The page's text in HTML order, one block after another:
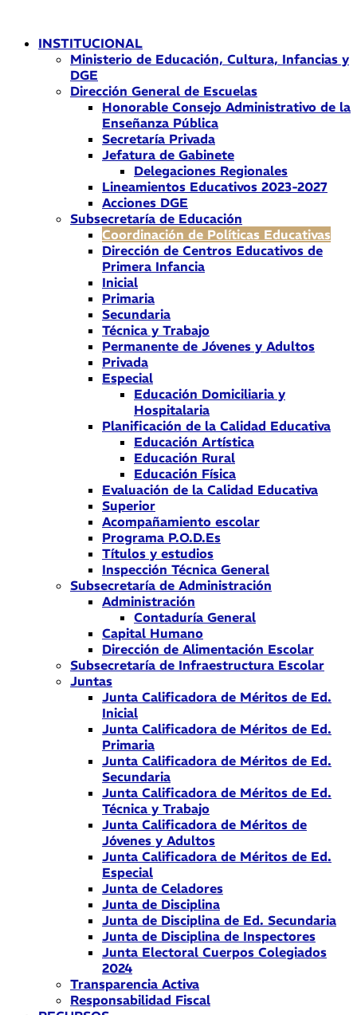
contenidoINSTITUCIONAL
Ministerio de Educación, Cultura, Infancias y
DGE
Dirección General de Escuelas
Honorable Consejo Administrativo de la
Enseñanza Pública
Secretaría Privada
Jefatura de Gabinete
Delegaciones Regionales
Lineamientos Educativos 2023-2027
Acciones DGE
Subsecretaría de Educación
Coordinación de Políticas Educativas
Dirección de Centros Educativos de
Primera Infancia
Inicial
Primaria
Secundaria
Técnica y Trabajo
Permanente de Jóvenes y Adultos
Privada
Especial
Educación Domiciliaria y
Hospitalaria
Planificación de la Calidad Educativa
Educación Artística
Educación Rural
Educación Física
Evaluación de la Calidad Educativa
Superior
Acompañamiento escolar
Programa P.O.D.Es
Títulos y estudios
Inspección Técnica General
Subsecretaría de Administración
Administración
Contaduría General
Capital Humano
Dirección de Alimentación Escolar
Subsecretaría de Infraestructura Escolar
Juntas
Junta Calificadora de Méritos de Ed.
Inicial
Junta Calificadora de Méritos de Ed.
Primaria
Junta Calificadora de Méritos de Ed.
Secundaria
Junta Calificadora de Méritos de Ed.
Técnica y Trabajo
Junta Calificadora de Méritos de
Jóvenes y Adultos
Junta Calificadora de Méritos de Ed.
Especial
Junta de Celadores
Junta de Disciplina
Junta de Disciplina de Ed. Secundaria
Junta de Disciplina de Inspectores
Junta Electoral Cuerpos Colegiados
2024
Transparencia Activa
Responsabilidad Fiscal